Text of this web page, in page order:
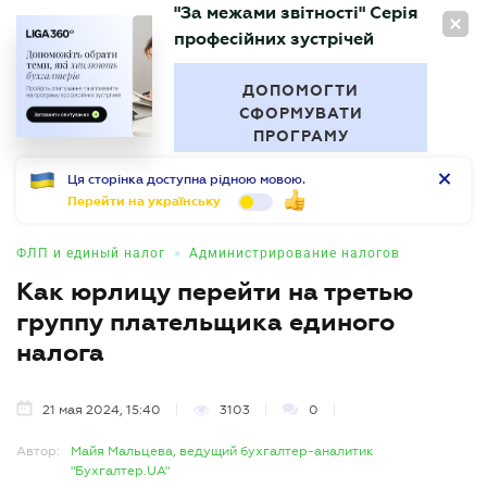
RU
БУХГАЛТЕР
"За межами звітності" Серія
професійних зустрічей
ДОПОМОГТИ
СФОРМУВАТИ
ПРОГРАМУ
Ця сторінка доступна рідною мовою.
Перейти на українську
ФЛП и единый налог • Администрирование налогов
Как юрлицу перейти на третью
группу плательщика единого
налога
21 мая 2024, 15:40 3103 0
Автор:
Майя Мальцева, ведущий бухгалтер-аналитик
"Бухгалтер.UA"